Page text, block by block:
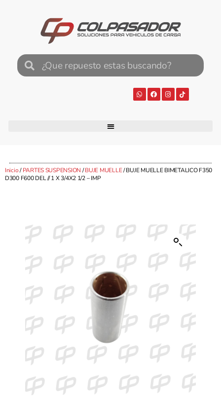
Inicio/PARTES SUSPENSION /BUJE MUELLE/ BUJE MUELLE BIMETALICO F350
D300 F600 DEL // 1 X 3/4X2 1/2 – IMP